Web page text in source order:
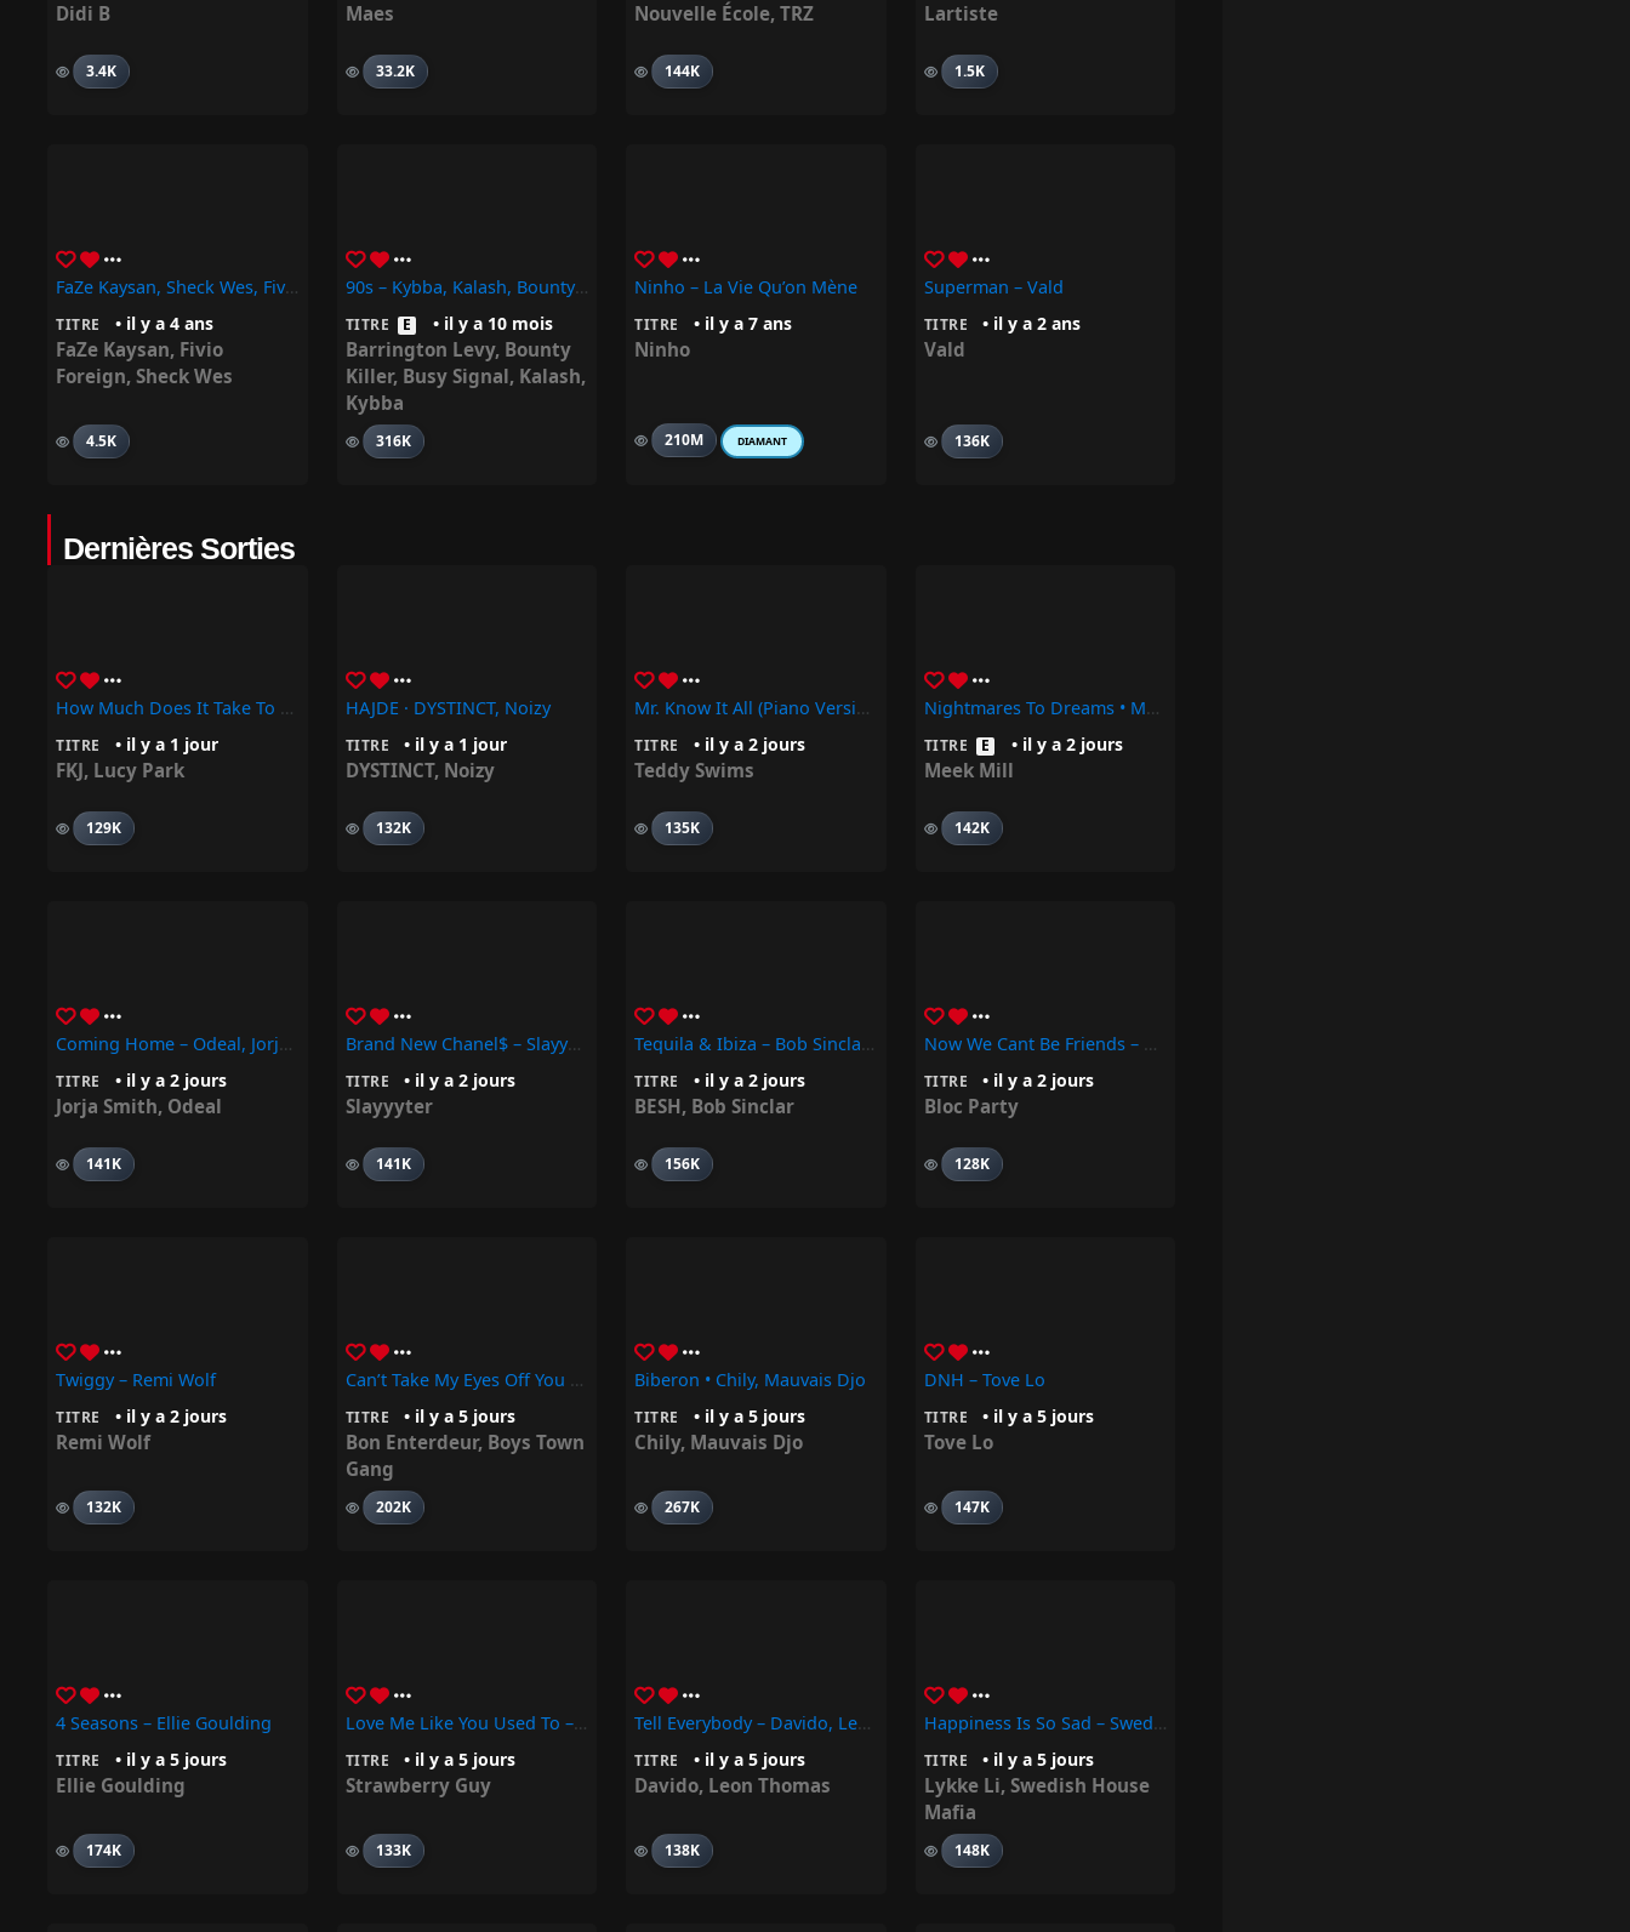
Didi B
3.4K
Maes
33.2K
Nouvelle École, TRZ
144K
Lartiste
1.5K
FaZe Kaysan, Sheck Wes, Fivio Foreign – MVP
TITRE • il y a 4 ans
FaZe Kaysan, Fivio
Foreign, Sheck Wes
4.5K
90s – Kybba, Kalash, Bounty Killer, Busy Signal, Barrington Levy
TITRE E • il y a 10 mois
Barrington Levy, Bounty
Killer, Busy Signal, Kalash,
Kybba
316K
Ninho – La Vie Qu’on Mène
TITRE • il y a 7 ans
Ninho
210M DIAMANT
Superman – Vald
TITRE • il y a 2 ans
Vald
136K
Dernières Sorties
How Much Does It Take To Shift It All – FKJ, Lucy Park
TITRE • il y a 1 jour
FKJ, Lucy Park
129K
HAJDE · DYSTINCT, Noizy
TITRE • il y a 1 jour
DYSTINCT, Noizy
132K
Mr. Know It All (Piano Version) – Teddy Swims
TITRE • il y a 2 jours
Teddy Swims
135K
Nightmares To Dreams • Meek Mill
TITRE E • il y a 2 jours
Meek Mill
142K
Coming Home – Odeal, Jorja Smith
TITRE • il y a 2 jours
Jorja Smith, Odeal
141K
Brand New Chanel$ – Slayyyter
TITRE • il y a 2 jours
Slayyyter
141K
Tequila & Ibiza – Bob Sinclar, BESH
TITRE • il y a 2 jours
BESH, Bob Sinclar
156K
Now We Cant Be Friends – Bloc Party
TITRE • il y a 2 jours
Bloc Party
128K
Twiggy – Remi Wolf
TITRE • il y a 2 jours
Remi Wolf
132K
Can’t Take My Eyes Off You – Bon Enterdeur, Boys Town Gang
TITRE • il y a 5 jours
Bon Enterdeur, Boys Town
Gang
202K
Biberon • Chily, Mauvais Djo
TITRE • il y a 5 jours
Chily, Mauvais Djo
267K
DNH – Tove Lo
TITRE • il y a 5 jours
Tove Lo
147K
4 Seasons – Ellie Goulding
TITRE • il y a 5 jours
Ellie Goulding
174K
Love Me Like You Used To – Strawberry Guy
TITRE • il y a 5 jours
Strawberry Guy
133K
Tell Everybody – Davido, Leon Thomas
TITRE • il y a 5 jours
Davido, Leon Thomas
138K
Happiness Is So Sad – Swedish House Mafia, Lykke Li
TITRE • il y a 5 jours
Lykke Li, Swedish House
Mafia
148K